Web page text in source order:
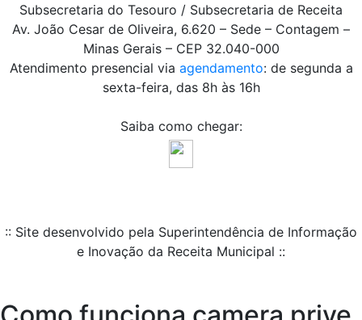
Subsecretaria do Tesouro / Subsecretaria de Receita
Av. João Cesar de Oliveira, 6.620 – Sede – Contagem –
Minas Gerais – CEP 32.040-000
Atendimento presencial via agendamento: de segunda a
sexta-feira, das 8h às 16h
Saiba como chegar:
:: Site desenvolvido pela Superintendência de Informação
e Inovação da Receita Municipal ::